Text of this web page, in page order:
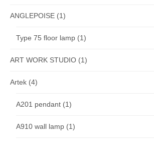
ANGLEPOISE (1)
Type 75 floor lamp (1)
ART WORK STUDIO (1)
Artek (4)
A201 pendant (1)
A910 wall lamp (1)